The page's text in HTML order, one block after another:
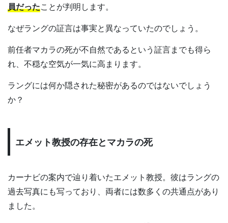
員だったことが判明します。
なぜラングの証言は事実と異なっていたのでしょう。
前任者マカラの死が不自然であるという証言までも得ら
れ、不穏な空気が一気に高まります。
ラングには何か隠された秘密があるのではないでしょう
か？
エメット教授の存在とマカラの死
カーナビの案内で辿り着いたエメット教授。彼はラングの
過去写真にも写っており、両者には数多くの共通点があり
ました。